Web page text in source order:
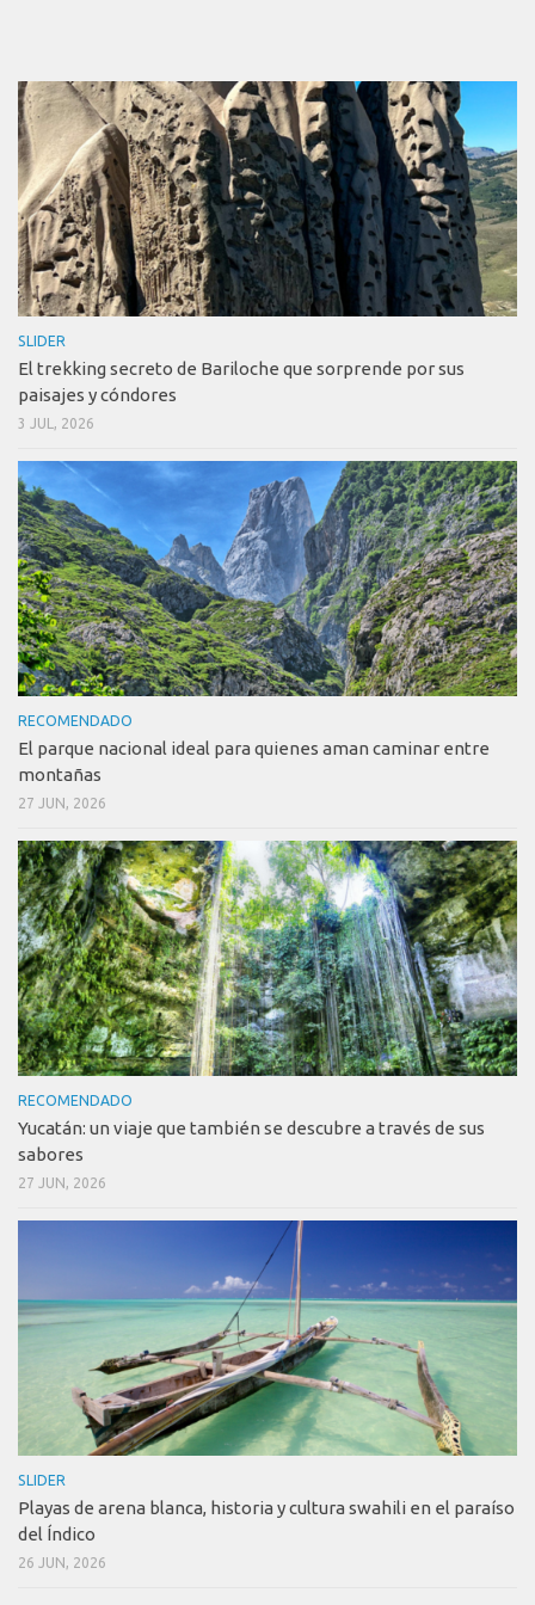
SLIDER
El trekking secreto de Bariloche que sorprende por sus
paisajes y cóndores
3 JUL, 2026
RECOMENDADO
El parque nacional ideal para quienes aman caminar entre
montañas
27 JUN, 2026
RECOMENDADO
Yucatán: un viaje que también se descubre a través de sus
sabores
27 JUN, 2026
SLIDER
Playas de arena blanca, historia y cultura swahili en el paraíso
del Índico
26 JUN, 2026